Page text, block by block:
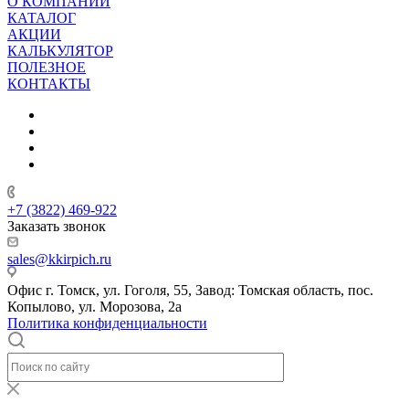
КАТАЛОГ
АКЦИИ
КАЛЬКУЛЯТОР
ПОЛЕЗНОЕ
КОНТАКТЫ
+7 (3822) 469-922
Заказать звонок
sales@kkirpich.ru
Офис г. Томск, ул. Гоголя, 55, Завод: Томская область, пос.
Копылово, ул. Морозова, 2а
Политика конфиденциальности